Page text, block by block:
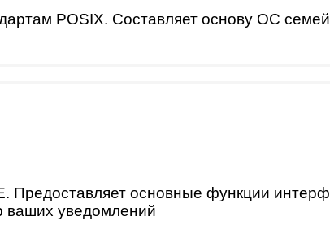
POSIX. Составляет основу ОС
Предоставляет основные функции
ваших уведомлений